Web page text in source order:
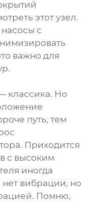
этот узел.
с
важно для
классика. Но
путь, тем
Приходится
с высоким
иногда
вибрации, но
Помню,